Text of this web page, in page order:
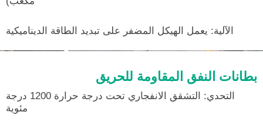
الآلية: يعمل الهيكل المضفر على تبديد الطاقة الديناميكية
بطانات النفق المقاومة للحريق
التحدي: التشقق الانفجاري تحت درجة حرارة 1200 درجة
مئوية